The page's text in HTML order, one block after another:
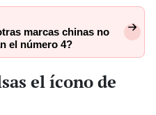
marcas chinas no
el número 4?
el ícono de